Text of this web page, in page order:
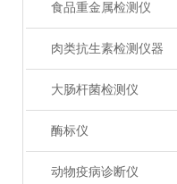
食品重金属检测仪
肉类抗生素检测仪器
大肠杆菌检测仪
酶标仪
动物疫病诊断仪